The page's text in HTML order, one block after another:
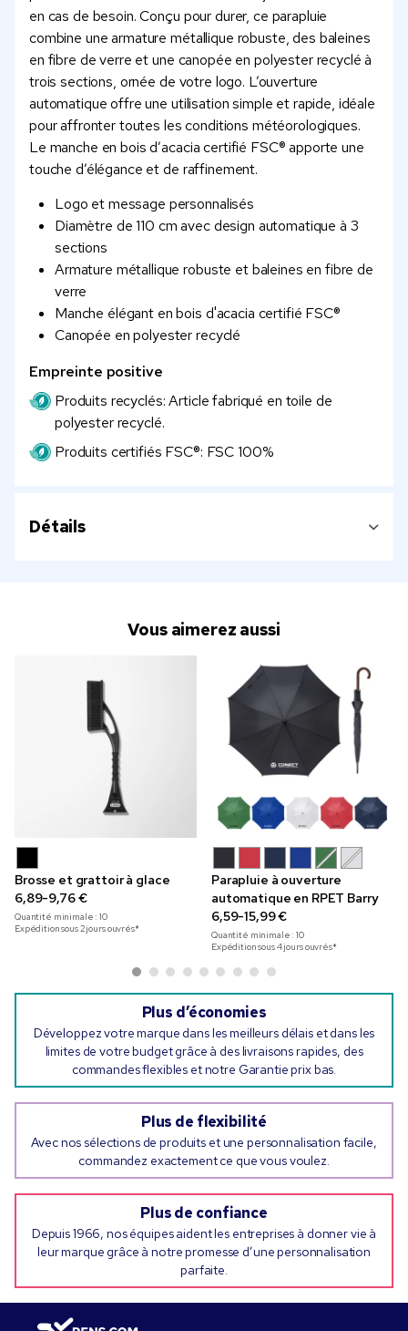
en cas de besoin. Conçu pour durer, ce parapluie
combine une armature métallique robuste, des baleines
en fibre de verre et une canopée en polyester recyclé à
trois sections, ornée de votre logo. L’ouverture
automatique offre une utilisation simple et rapide, idéale
pour affronter toutes les conditions météorologiques.
Le manche en bois d’acacia certifié FSC® apporte une
touche d’élégance et de raffinement.
Logo et message personnalisés
Diamètre de 110 cm avec design automatique à 3
sections
Armature métallique robuste et baleines en fibre de
verre
Manche élégant en bois d'acacia certifié FSC®
Canopée en polyester recyclé
Empreinte positive
Produits recyclés: Article fabriqué en toile de
polyester recyclé.
Produits certifiés FSC®: FSC 100%
Détails
Vous aimerez aussi
Brosse et grattoir à glace
6,89-9,76 €
Quantité minimale :10
Expédition sous 2 jours ouvrés*
Parapluie à ouverture
automatique en RPET Barry
6,59-15,99 €
Quantité minimale :10
Expédition sous 4 jours ouvrés*
Plus d’économies
Développez votre marque dans les meilleurs délais et dans les
limites de votre budget grâce à des livraisons rapides, des
commandes flexibles et notre Garantie prix bas.
Plus de flexibilité
Avec nos sélections de produits et une personnalisation facile,
commandez exactement ce que vous voulez.
Plus de confiance
Depuis 1966, nos équipes aident les entreprises à donner vie à
leur marque grâce à notre promesse d’une personnalisation
parfaite.